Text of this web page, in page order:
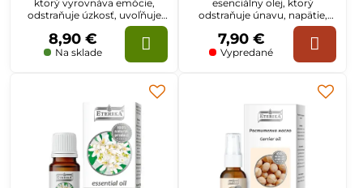
ktorý vyrovnáva emócie,
odstraňuje úzkosť, uvoľňuje
stres a napätie, podporuje
meditáciu. Zabezpečte
normálne procesy v tele.
Na sklade
8,90 €
esenciálny olej, ktorý
odstraňuje únavu, napätie,
pôsobí povzbudzujúco a
tonizujúco. Je užitočný pri
tráviacich problémoch,
bolestiach žalúdka, nevoľnosti
Vypredané
7,90 €